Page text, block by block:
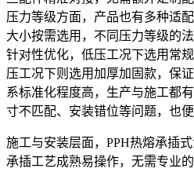
压力等级方面，产品也有多种适
大小按需选用，不同压力等级的
针对性优化，低压工况下选用常
压工况下则选用加厚加固款，保
系标准化程度高，生产与施工都
寸不匹配、安装错位等问题，也
施工与安装层面，PPH热熔承插
承插工艺成熟易操作，无需专业